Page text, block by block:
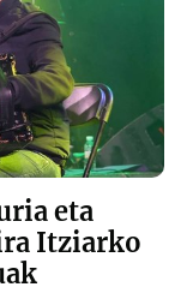
eta
Itziarko